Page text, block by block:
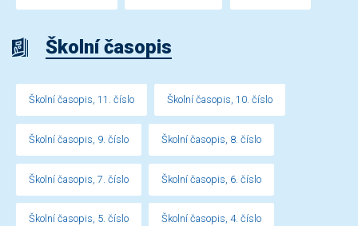
Školní časopis
Školní časopis, 11. číslo Školní časopis, 10. číslo
Školní časopis, 9. číslo Školní časopis, 8. číslo
Školní časopis, 7. číslo Školní časopis, 6. číslo
Školní časopis, 5. číslo Školní časopis, 4. číslo